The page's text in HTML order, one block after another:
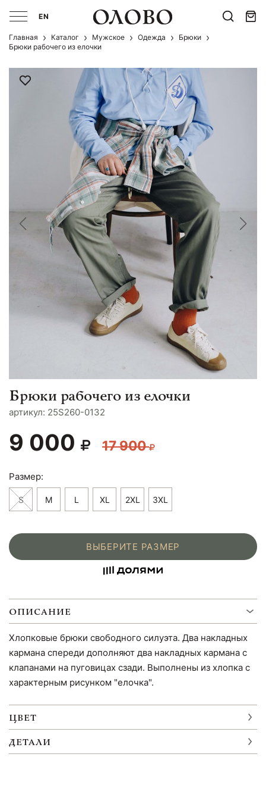
EN
Главная Каталог Мужcкое Одежда
Брюки
Брюки рабочего из елочки
Брюки рабочего из елочки
aртикул: 25S260-0132
9 000 17 900
Размер:
S M L XL 2XL 3XL
ВЫБЕРИТЕ РАЗМЕР
ОПИСАНИЕ
Хлопковые брюки свободного силуэта. Два накладных
кармана спереди дополняют два накладных кармана с
клапанами на пуговицах сзади. Выполнены из хлопка с
характерным рисунком "елочка".
ЦВЕТ
ДЕТАЛИ